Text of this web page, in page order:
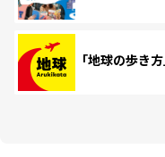
「地球の歩き